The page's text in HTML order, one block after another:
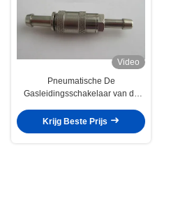
Video
Pneumatische De
Gasleidingsschakelaar van de
Medische Uitrusting, Monitor
Krijg Beste Prijs